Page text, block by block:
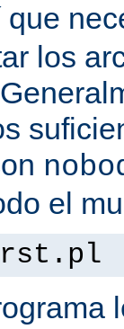
que
los
el